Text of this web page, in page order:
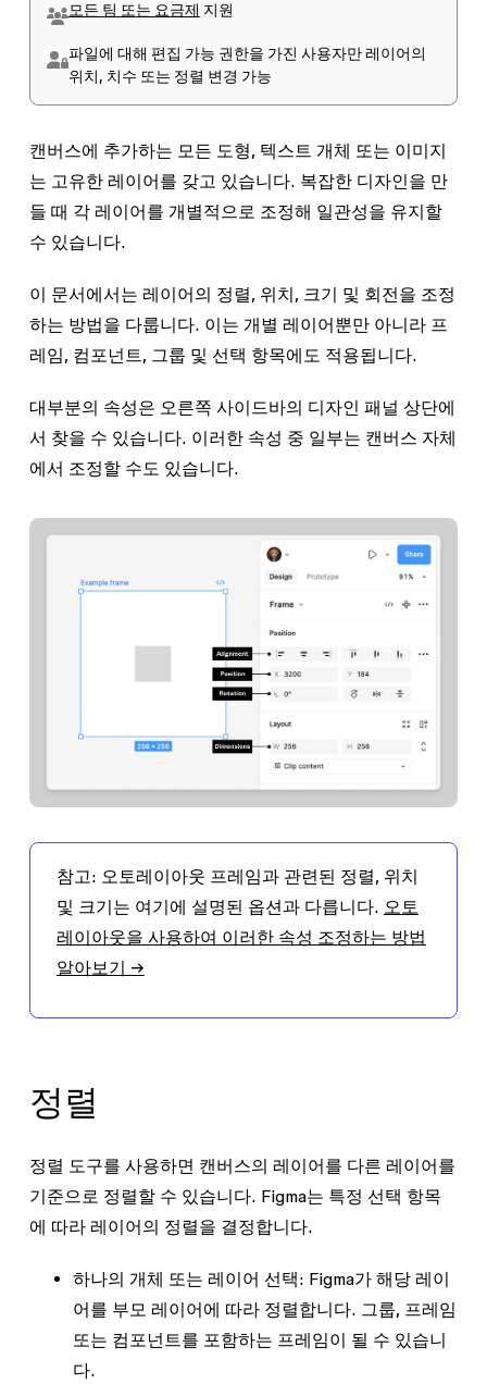
모든 팀 또는 요금제 지원
파일에 대해 편집 가능 권한을 가진 사용자만 레이어의
위치, 치수 또는 정렬 변경 가능
캔버스에 추가하는 모든 도형, 텍스트 개체 또는 이미지
는 고유한 레이어를 갖고 있습니다. 복잡한 디자인을 만
들 때 각 레이어를 개별적으로 조정해 일관성을 유지할
수 있습니다.
이 문서에서는 레이어의 정렬, 위치, 크기 및 회전을 조정
하는 방법을 다룹니다. 이는 개별 레이어뿐만 아니라 프
레임, 컴포넌트, 그룹 및 선택 항목에도 적용됩니다.
대부분의 속성은 오른쪽 사이드바의 디자인 패널 상단에
서 찾을 수 있습니다. 이러한 속성 중 일부는 캔버스 자체
에서 조정할 수도 있습니다.
참고: 오토레이아웃 프레임과 관련된 정렬, 위치
및 크기는 여기에 설명된 옵션과 다릅니다. 오토
레이아웃을 사용하여 이러한 속성 조정하는 방법
알아보기 →
정렬
정렬 도구를 사용하면 캔버스의 레이어를 다른 레이어를
기준으로 정렬할 수 있습니다. Figma는 특정 선택 항목
에 따라 레이어의 정렬을 결정합니다.
하나의 개체 또는 레이어 선택: Figma가 해당 레이
어를 부모 레이어에 따라 정렬합니다. 그룹, 프레임
또는 컴포넌트를 포함하는 프레임이 될 수 있습니
다.